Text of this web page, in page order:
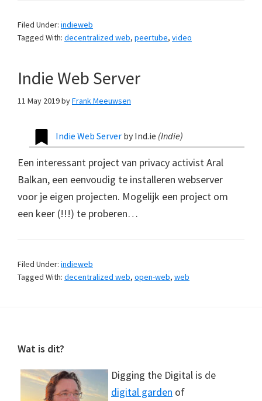
Filed Under: indieweb
Tagged With: decentralized web, peertube, video
Indie Web Server
11 May 2019byFrank Meeuwsen
Indie Web Server by Ind.ie (Indie)
Een interessant project van privacy activist Aral
Balkan, een eenvoudig te installeren webserver
voor je eigen projecten. Mogelijk een project om
een keer (!!!) te proberen…
Filed Under: indieweb
Tagged With: decentralized web, open-web, web
Footer
Wat is dit?
Digging the Digital is de
digital garden of